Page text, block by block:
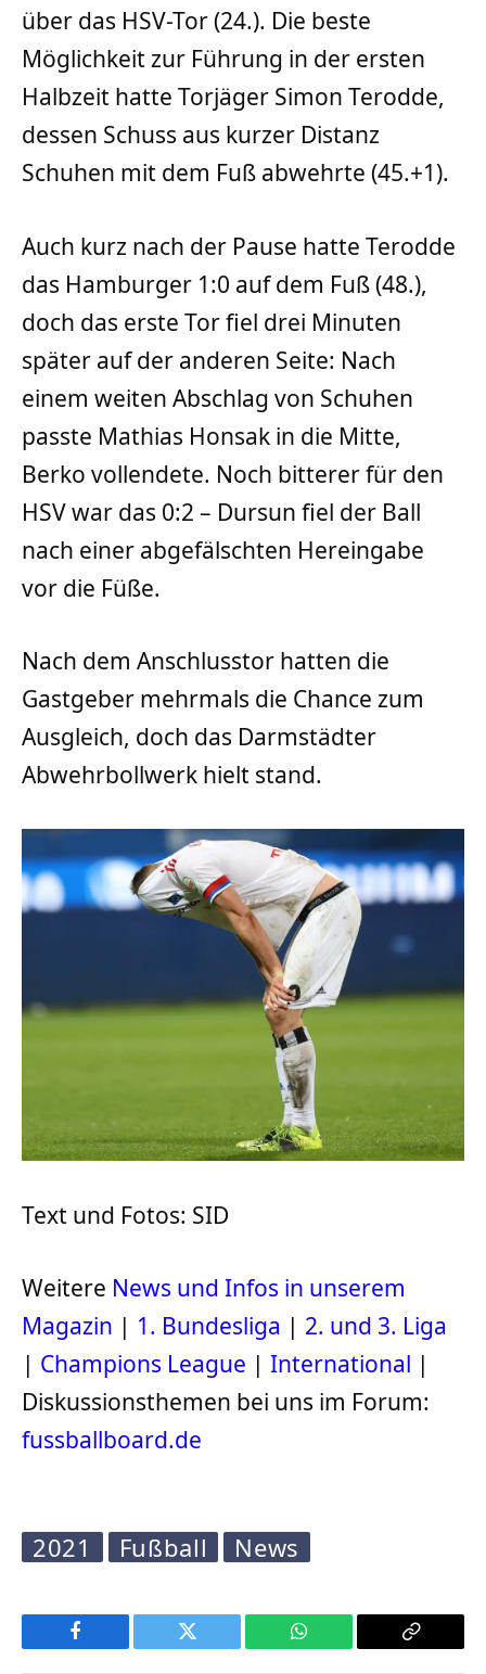
über das HSV-Tor (24.). Die beste
Möglichkeit zur Führung in der ersten
Halbzeit hatte Torjäger Simon Terodde,
dessen Schuss aus kurzer Distanz
Schuhen mit dem Fuß abwehrte (45.+1).
Auch kurz nach der Pause hatte Terodde
das Hamburger 1:0 auf dem Fuß (48.),
doch das erste Tor fiel drei Minuten
später auf der anderen Seite: Nach
einem weiten Abschlag von Schuhen
passte Mathias Honsak in die Mitte,
Berko vollendete. Noch bitterer für den
HSV war das 0:2 – Dursun fiel der Ball
nach einer abgefälschten Hereingabe
vor die Füße.
Nach dem Anschlusstor hatten die
Gastgeber mehrmals die Chance zum
Ausgleich, doch das Darmstädter
Abwehrbollwerk hielt stand.
Text und Fotos: SID
Weitere News und Infos in unserem
Magazin | 1. Bundesliga | 2. und 3. Liga
| Champions League | International |
Diskussionsthemen bei uns im Forum:
fussballboard.de
2021 Fußball News
Facebook Twitter WhatsApp
Copy